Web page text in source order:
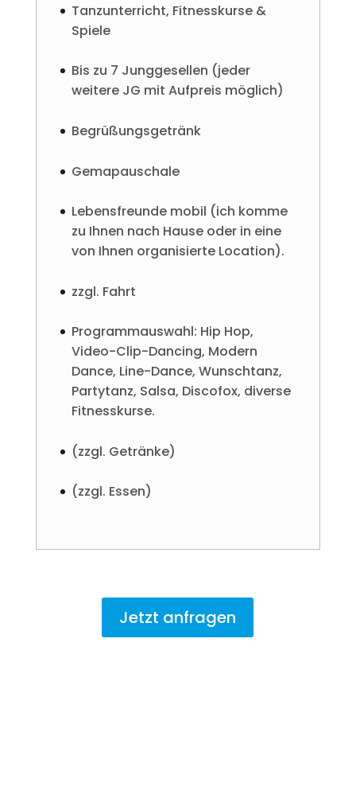
Tanzunterricht, Fitnesskurse &
Spiele
Bis zu 7 Junggesellen (jeder
weitere JG mit Aufpreis möglich)
Begrüßungsgetränk
Gemapauschale
Lebensfreunde mobil (ich komme
zu Ihnen nach Hause oder in eine
von Ihnen organisierte Location).
zzgl. Fahrt
Programmauswahl: Hip Hop,
Video-Clip-Dancing, Modern
Dance, Line-Dance, Wunschtanz,
Partytanz, Salsa, Discofox, diverse
Fitnesskurse.
(zzgl. Getränke)
(zzgl. Essen)
Jetzt anfragen